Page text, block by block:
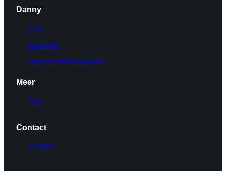
Danny
Over
Lezingen
Dagvoorzitterschappen
Meer
Blog
Contact
Contact